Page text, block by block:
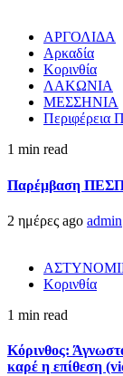
ΑΡΓΟΛΙΔΑ
Αρκαδία
Κορινθία
ΛΑΚΩΝΙΑ
ΜΕΣΣΗΝΙΑ
Περιφέρεια
1 min read
Παρέμβαση ΠΕΣΠ
2 ημέρες ago admin
Κορινθία
1 min read
Κόρινθος:
καρέ η επίθεση